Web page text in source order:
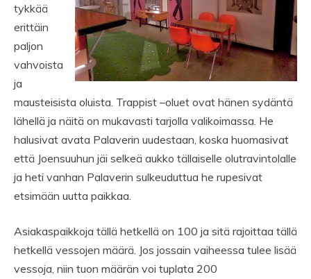
tykkää
erittäin
paljon
vahvoista
ja
mausteisista oluista. Trappist –oluet ovat hänen sydäntä
lähellä ja näitä on mukavasti tarjolla valikoimassa. He
halusivat avata Palaverin uudestaan, koska huomasivat
että Joensuuhun jäi selkeä aukko tällaiselle olutravintolalle
ja heti vanhan Palaverin sulkeuduttua he rupesivat
etsimään uutta paikkaa.
Asiakaspaikkoja tällä hetkellä on 100 ja sitä rajoittaa tällä
hetkellä vessojen määrä. Jos jossain vaiheessa tulee lisää
vessoja, niin tuon määrän voi tuplata 200